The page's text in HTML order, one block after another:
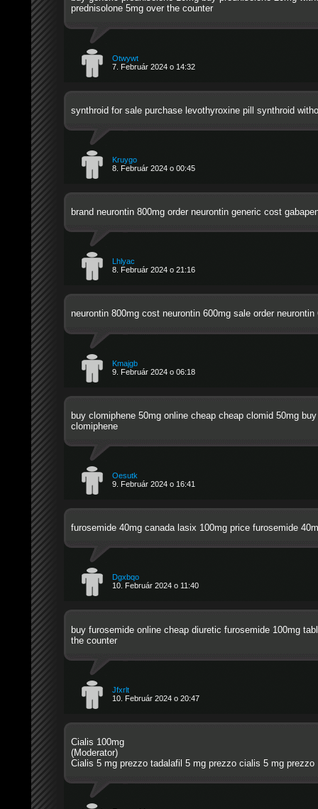
prednisolone 5mg over the counter
Otwywt
7. Február 2024 o 14:32
synthroid for sale purchase levothyroxine pill synthroid
Kruygo
8. Február 2024 o 00:45
brand neurontin 800mg order neurontin generic cost
Lhlyac
8. Február 2024 o 21:16
neurontin 800mg cost neurontin 600mg saleorder neurontin
Kmajgb
9. Február 2024 o 06:18
buy clomiphene 50mg online cheap cheap clomid 50mgbuy
clomiphene
Oesutk
9. Február 2024 o 16:41
furosemide 40mg canada lasix 100mg pricefurosemide
Dgxbqo
10. Február 2024 o 11:40
buy furosemide online cheap diuretic furosemide 100mg
the counter
Jfxrlt
10. Február 2024 o 20:47
Cialis 100mg
(Moderator)
Cialis 5 mg prezzo tadalafil 5 mg prezzocialis 5 mg prezzo